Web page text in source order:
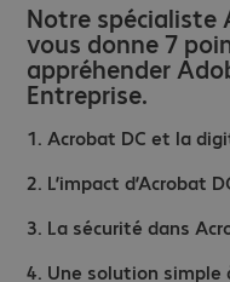
Notre spécialiste
vous donne 7
appréhender
Entreprise.
1. Acrobat DC et la
2. L’impact d’Acrobat
3. La sécurité dans
4. Une solution